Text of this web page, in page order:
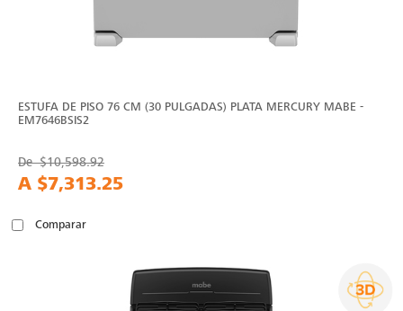
ESTUFA DE PISO 76 CM (30 PULGADAS) PLATA MERCURY MABE -
EM7646BSIS2
De$10,598.92
A $7,313.25
Comparar